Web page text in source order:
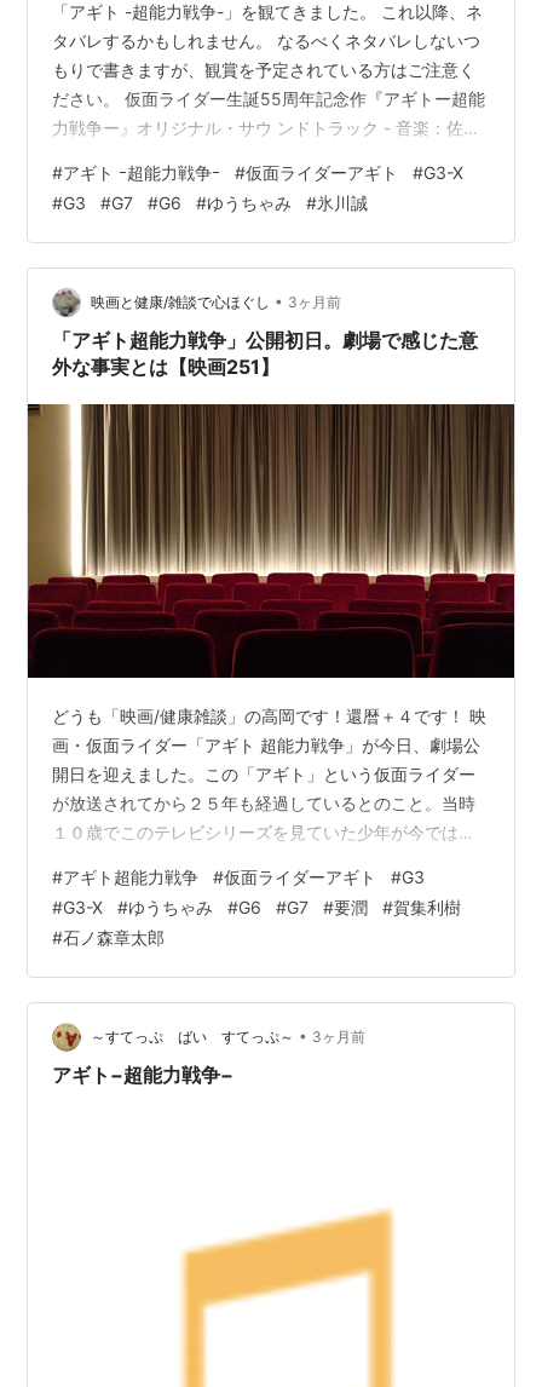
「アギト -超能力戦争-」を観てきました。 これ以降、ネ
タバレするかもしれません。 なるべくネタバレしないつ
もりで書きますが、観賞を予定されている方はご注意く
ださい。 仮面ライダー生誕55周年記念作『アギトー超能
力戦争ー』オリジナル・サウ ンドトラック - 音楽：佐橋
Amazon 結論から先に書くと、「面白かったけど、もう
ちょっとやりようがあったのではないか？」という感じ
です。 「クウガ」から始まった所謂平成仮面ライダー
は、それまでの昭和の仮面ライダーとテイストが異なっ
ていたというか、悪の組織と戦うヒーロー物とはちょっ
と違うというか。 それ故…
#アギト ｰ超能力戦争ｰ #仮面ライダーアギト #G3-X
#G3 #G7 #G6 #ゆうちゃみ #氷川誠
映画と健康/雑談で心ほぐし • 3ヶ月前
「アギト超能力戦争」公開初日。劇場で感じた意
外な事実とは【映画251】
どうも「映画/健康雑談」の高岡です！還暦＋４です！ 映
画・仮面ライダー「アギト 超能力戦争」が今日、劇場公
開日を迎えました。この「アギト」という仮面ライダー
が放送されてから２５年も経過しているとのこと。当時
１０歳でこのテレビシリーズを見ていた少年が今では３
#アギト超能力戦争 #仮面ライダーアギト #G3
#G3-X #ゆうちゃみ #G6 #G7 #要潤 #賀集利樹
#石ノ森章太郎
～すてっぷ ばい すてっぷ～ • 3ヶ月前
アギト−超能力戦争−